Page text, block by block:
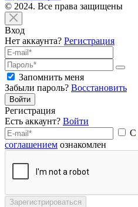
© 2024. Все права защищены
Вход
Нет аккаунта? Регистрация
Запомнить меня
Забыли пароль? Восстановить
Войти
Регистрация
Есть аккаунт? Войти
С
соглашением ознакомлен
Зарегистрироваться